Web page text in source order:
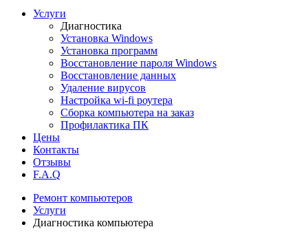
Услуги
Диагностика
Установка Windows
Установка программ
Восстановление пароля Windows
Восстановление данных
Удаление вирусов
Настройка wi-fi роутера
Сборка компьютера на заказ
Профилактика ПК
Цены
Контакты
Отзывы
F.A.Q
Ремонт компьютеров
Услуги
Диагностика компьютера